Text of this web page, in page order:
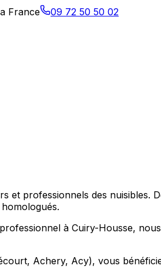
France 09 72 50 50 02
et professionnels des
à Cuiry-Housse,
Achery, Acy), vous